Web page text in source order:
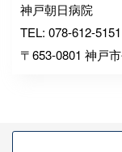
神戸朝日病院
TEL: 078-612-5151
〒653-0801 神戸